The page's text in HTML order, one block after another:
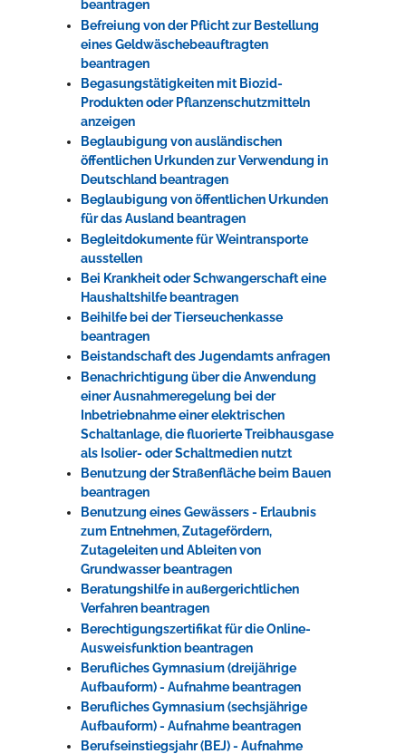
beantragen
Befreiung von der Pflicht zur Bestellung
eines Geldwäschebeauftragten
beantragen
Begasungstätigkeiten mit Biozid-
Produkten oder Pflanzenschutzmitteln
anzeigen
Beglaubigung von ausländischen
öffentlichen Urkunden zur Verwendung in
Deutschland beantragen
Beglaubigung von öffentlichen Urkunden
für das Ausland beantragen
Begleitdokumente für Weintransporte
ausstellen
Bei Krankheit oder Schwangerschaft eine
Haushaltshilfe beantragen
Beihilfe bei der Tierseuchenkasse
beantragen
Beistandschaft des Jugendamts anfragen
Benachrichtigung über die Anwendung
einer Ausnahmeregelung bei der
Inbetriebnahme einer elektrischen
Schaltanlage, die fluorierte Treibhausgase
als Isolier- oder Schaltmedien nutzt
Benutzung der Straßenfläche beim Bauen
beantragen
Benutzung eines Gewässers - Erlaubnis
zum Entnehmen, Zutagefördern,
Zutageleiten und Ableiten von
Grundwasser beantragen
Beratungshilfe in außergerichtlichen
Verfahren beantragen
Berechtigungszertifikat für die Online-
Ausweisfunktion beantragen
Berufliches Gymnasium (dreijährige
Aufbauform) - Aufnahme beantragen
Berufliches Gymnasium (sechsjährige
Aufbauform) - Aufnahme beantragen
Berufseinstiegsjahr (BEJ) - Aufnahme